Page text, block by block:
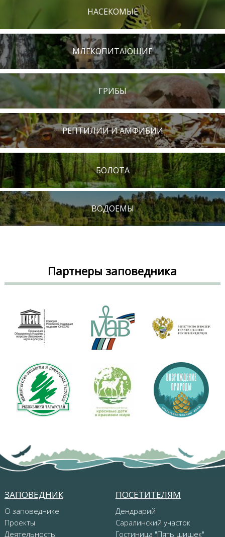
НАСЕКОМЫЕ
МЛЕКОПИТАЮЩИЕ
ГРИБЫ
РЕПТИЛИИ И АМФИБИИ
БОЛОТА
ВОДОЕМЫ
Партнеры заповедника
ЗАПОВЕДНИК
О заповеднике
Проекты
Деятельность
ПОСЕТИТЕЛЯМ
Дендрарий
Саралинский участок
Гостиница "Пять шишек"